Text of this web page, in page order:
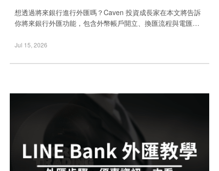
想透過將來銀行進行外匯嗎？Caven 投資成長家在本文將告訴
你將來銀行外匯功能，包含外幣帳戶開立、換匯流程與電匯操
Bank 開戶以及 LINE Bank 外匯參考文章，幫助你做簡單比
麼？ 2026
Jul 15, 2026